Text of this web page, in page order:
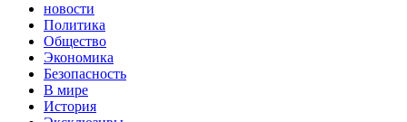
новости
Политика
Общество
Экономика
Безопасность
В мире
История